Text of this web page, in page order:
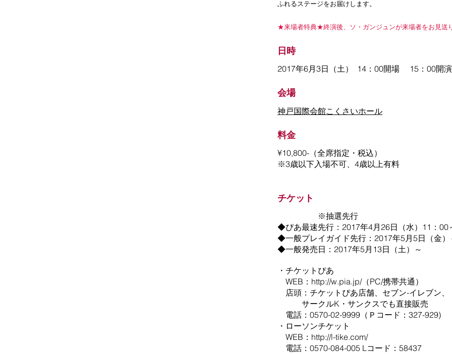
ふれるステージをお届けします。
​★来場者特典★終演後、ソ・ガンジュンが来場者をお見送
日時
2017年6月3日（土） 14：00開場 15：00開演
会場
​神戸国際会館こくさいホール​
料金
¥10,800-（全席指定・税込）
※3歳以下入場不可、4歳以上有料
チケット
※抽選先行
◆ぴあ最速先行：2017年4月26日（水）11：00
◆一般プレイガイド先行：2017年5月5日（金）
◆一般発売日：2017年5月13日（土）～
・チケットぴあ
WEB：http://w.pia.jp/（PC/携帯共通）
店頭：チケットぴあ店舗、セブン-イレ
サークルK・サンクスでも直接販売
電話：0570-02-9999（Ｐコード：327-929)
・ローソンチケット
WEB： http://l-tike.com/
電話：0570-084-005 Lコード：58437